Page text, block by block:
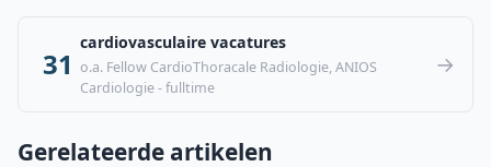
31
cardiovasculaire vacatures
o.a. Fellow CardioThoracale Radiologie, ANIOS
Cardiologie - fulltime
→
Gerelateerde artikelen